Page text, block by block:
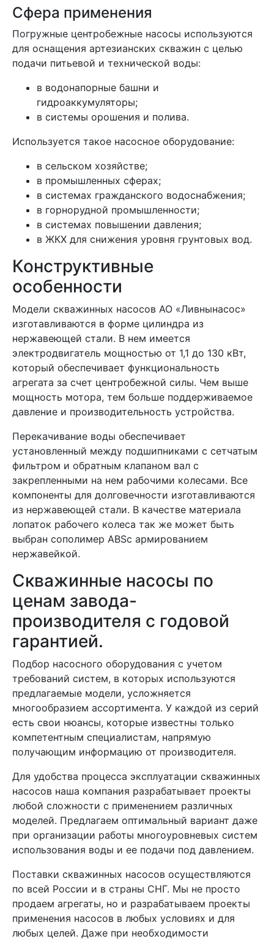
Сфера применения
Погружные центробежные насосы используются
для оснащения артезианских скважин с целью
подачи питьевой и технической воды:
в водонапорные башни и
гидроаккумуляторы;
в системы орошения и полива.
Используется такое насосное оборудование:
в сельском хозяйстве;
в промышленных сферах;
в системах гражданского водоснабжения;
в горнорудной промышленности;
в системах повышении давления;
в ЖКХ для снижения уровня грунтовых вод.
Конструктивные
особенности
Модели скважинных насосов АО «Ливнынасос»
изготавливаются в форме цилиндра из
нержавеющей стали. В нем имеется
электродвигатель мощностью от 1,1 до 130 кВт,
который обеспечивает функциональность
агрегата за счет центробежной силы. Чем выше
мощность мотора, тем больше поддерживаемое
давление и производительность устройства.
Перекачивание воды обеспечивает
установленный между подшипниками с сетчатым
фильтром и обратным клапаном вал с
закрепленными на нем рабочими колесами. Все
компоненты для долговечности изготавливаются
из нержавеющей стали. В качестве материала
лопаток рабочего колеса так же может быть
выбран сополимер ABSс армированием
нержавейкой.
Скважинные насосы по
ценам завода-
производителя с годовой
гарантией.
Подбор насосного оборудования с учетом
требований систем, в которых используются
предлагаемые модели, усложняется
многообразием ассортимента. У каждой из серий
есть свои нюансы, которые известны только
компетентным специалистам, напрямую
получающим информацию от производителя.
Для удобства процесса эксплуатации скважинных
насосов наша компания разрабатывает проекты
любой сложности с применением различных
моделей. Предлагаем оптимальный вариант даже
при организации работы многоуровневых систем
использования воды и ее подачи под давлением.
Поставки скважинных насосов осуществляются
по всей России и в страны СНГ. Мы не просто
продаем агрегаты, но и разрабатываем проекты
применения насосов в любых условиях и для
любых целей. Даже при необходимости